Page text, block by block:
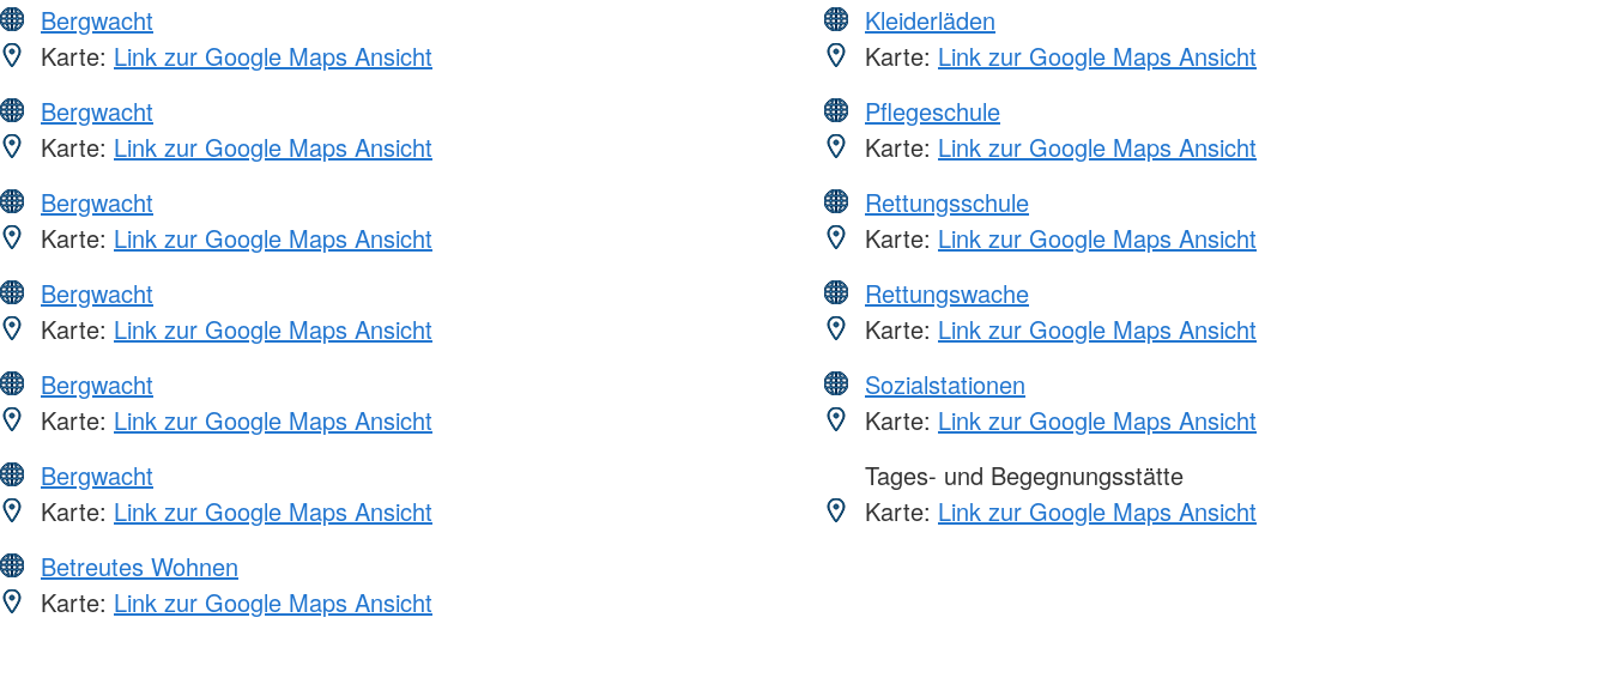
Bergwacht
Karte: Link zur Google Maps Ansicht
Bergwacht
Karte: Link zur Google Maps Ansicht
Bergwacht
Karte: Link zur Google Maps Ansicht
Bergwacht
Karte: Link zur Google Maps Ansicht
Bergwacht
Karte: Link zur Google Maps Ansicht
Bergwacht
Karte: Link zur Google Maps Ansicht
Betreutes Wohnen
Karte: Link zur Google Maps Ansicht
Kleiderläden
Karte: Link zur Google Maps Ansicht
Pflegeschule
Karte: Link zur Google Maps Ansicht
Rettungsschule
Karte: Link zur Google Maps Ansicht
Rettungswache
Karte: Link zur Google Maps Ansicht
Sozialstationen
Karte: Link zur Google Maps Ansicht
Tages- und Begegnungsstätte
Karte: Link zur Google Maps Ansicht